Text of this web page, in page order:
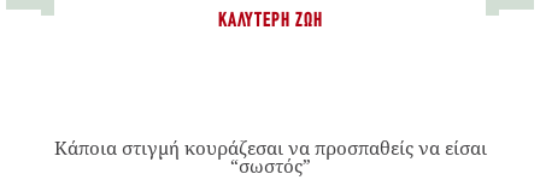
ΚΑΛΎΤΕΡΗ ΖΩΉ
Κάποια στιγμή κουράζεσαι να προσπαθείς να είσαι
“σωστός”